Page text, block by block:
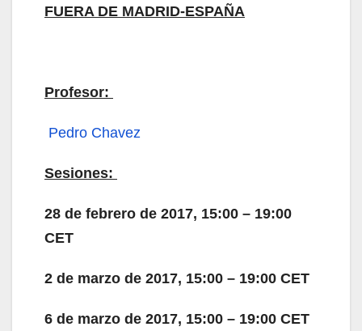
FUERA DE MADRID-ESPAÑA
Profesor:
Pedro Chavez
Sesiones:
28 de febrero de 2017, 15:00 – 19:00
CET
2 de marzo de 2017, 15:00 – 19:00 CET
6 de marzo de 2017, 15:00 – 19:00 CET